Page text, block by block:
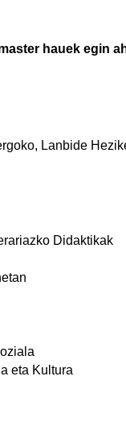
hauek egin
Lanbide
Didaktikak
eta Kultura